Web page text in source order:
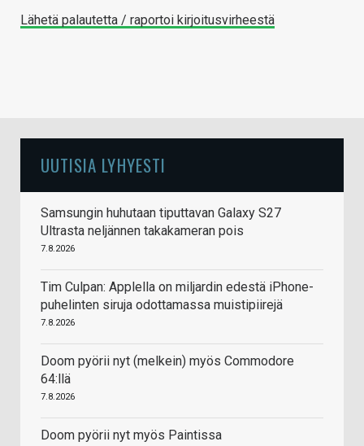
Lähetä palautetta / raportoi kirjoitusvirheestä
UUTISIA LYHYESTI
Samsungin huhutaan tiputtavan Galaxy S27
Ultrasta neljännen takakameran pois
7.8.2026
Tim Culpan: Applella on miljardin edestä iPhone-
puhelinten siruja odottamassa muistipiirejä
7.8.2026
Doom pyörii nyt (melkein) myös Commodore
64:llä
7.8.2026
Doom pyörii nyt myös Paintissa